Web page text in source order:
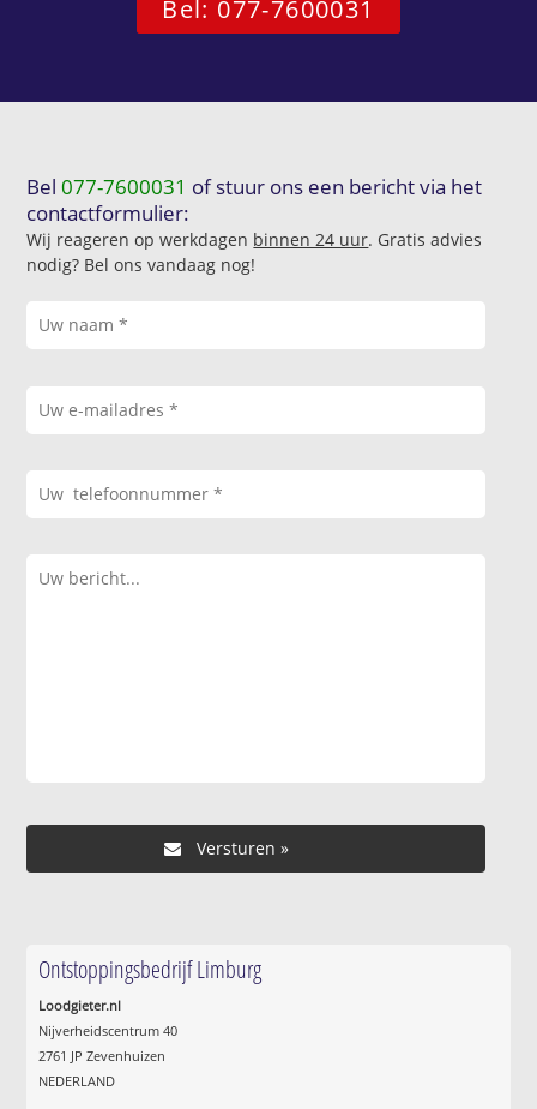
Bel: 077-7600031
Bel077-7600031 of stuur ons een bericht via het
contactformulier:
Wij reageren op werkdagen binnen 24 uur. Gratis advies
nodig? Bel ons vandaag nog!
Ontstoppingsbedrijf Limburg
Loodgieter.nl
Nijverheidscentrum 40
2761 JP Zevenhuizen
NEDERLAND